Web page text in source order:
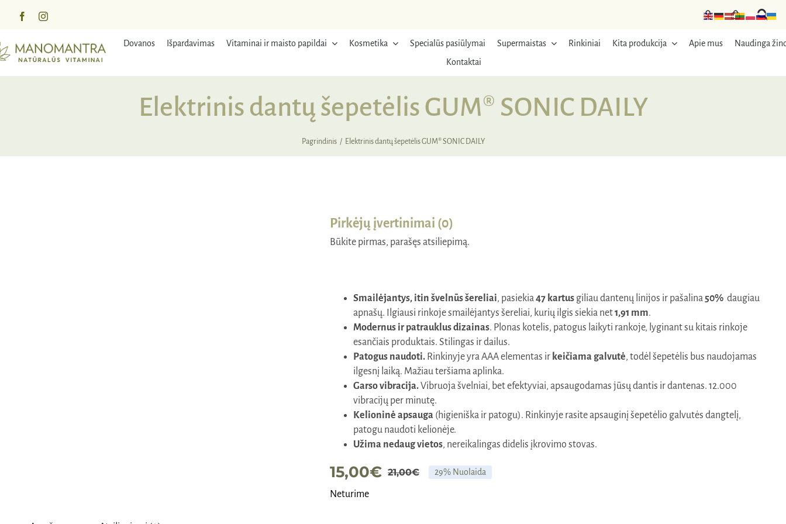
turinį
Dovanos Išpardavimas Vitaminai ir maisto papildai Kosmetika Specialūs pasiūlymai Supermaistas Rinkiniai Kita produkcija Apie mus
Naudinga
Kontaktai
Elektrinis dantų šepetėlis GUM® SONIC DAILY
Pagrindinis Elektrinis dantų šepetėlis GUM® SONIC DAILY
Pirkėjų įvertinimai (0)
Būkite pirmas, parašęs atsiliepimą.
Smailėjantys, itin švelnūs šereliai, pasiekia47 kartus giliau dantenų linijos ir pašalina 50% daugiau
apnašų. Ilgiausi rinkoje smailėjantys šereliai, kurių ilgis siekia net1,91 mm.
Modernus ir patrauklus dizainas. Plonas kotelis, patogus laikyti rankoje, lyginant su kitais rinkoje
esančiais produktais. Stilingas ir dailus.
Patogus naudoti. Rinkinyje yra AAA elementas ir keičiama galvutė, todėl šepetėlis bus naudojamas
ilgesnį laiką. Mažiau teršiama aplinka.
Garso vibracija.Vibruoja švelniai, bet efektyviai, apsaugodamas jūsų dantis ir dantenas. 12.000
vibracijų per minutę.
Kelioninė apsauga (higieniška ir patogu). Rinkinyje rasite apsauginį šepetėlio galvutės dangtelį,
patogu naudoti kelionėje.
Užima nedaug vietos, nereikalingas didelis įkrovimo stovas.
21,00€Original
15,00€
Current
29% Nuolaida
Neturime